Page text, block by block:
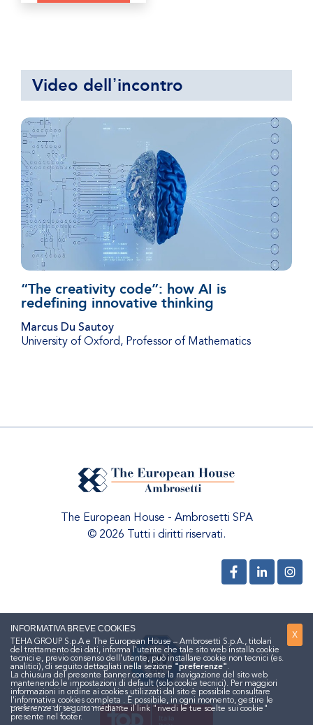
Video dell᾿incontro
“The creativity code”: how AI is
redefining innovative thinking
Marcus Du Sautoy
University of Oxford, Professor of Mathematics
The European House - Ambrosetti SPA
© 2026 Tutti i diritti riservati.
X
INFORMATIVA BREVE COOKIES
TEHA GROUP S.p.A e The European House – Ambrosetti S.p.A., titolari
del trattamento dei dati, informa l'utente che tale sito web installa cookie
tecnici e, previo consenso dell'utente, può installare cookie non tecnici (es.
analitici), di seguito dettagliati nella sezione "preferenze".
La chiusura del presente banner consente la navigazione del sito web
mantenendo le impostazioni di default (solo cookie tecnici). Per maggiori
informazioni in ordine ai cookies utilizzati dal sito è possibile consultare
l'informativa cookies completa . È possibile, in ogni momento, gestire le
preferenze di seguito mediante il link "rivedi le tue scelte sui cookie"
presente nel footer.